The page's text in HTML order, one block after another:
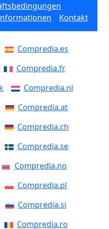
Kontakt
Compredia.es
Compredia.fr
Compredia.nl
Compredia.at
Compredia.ch
Compredia.se
Compredia.no
Compredia.pl
Compredia.si
Compredia.ro